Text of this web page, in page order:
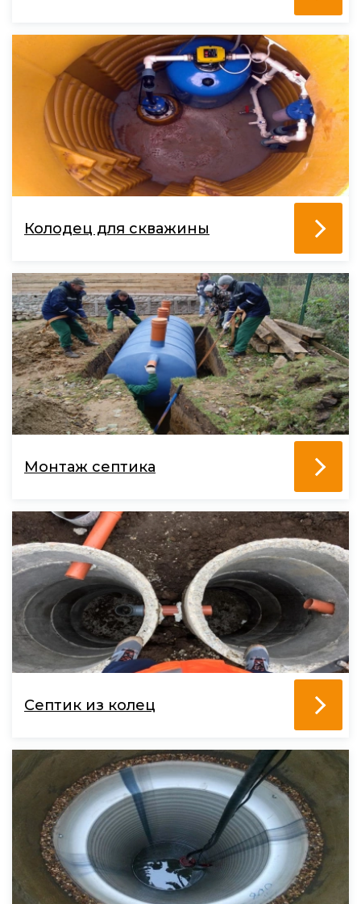
Колодец для скважины
Монтаж септика
Септик из колец